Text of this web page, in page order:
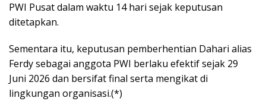
PWI Pusat dalam waktu 14 hari sejak keputusan
ditetapkan.
Sementara itu, keputusan pemberhentian Dahari alias
Ferdy sebagai anggota PWI berlaku efektif sejak 29
Juni 2026 dan bersifat final serta mengikat di
lingkungan organisasi.(*)